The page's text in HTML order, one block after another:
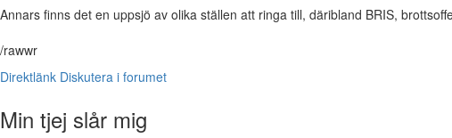
Annars finns det en uppsjö av olika ställen att ringa till, däribland BRIS,
/rawwr
Direktlänk Diskutera i forumet
Min tjej slår mig